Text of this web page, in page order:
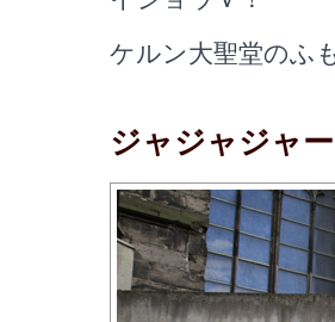
ケルン大聖堂のふ
ジャジャジャ